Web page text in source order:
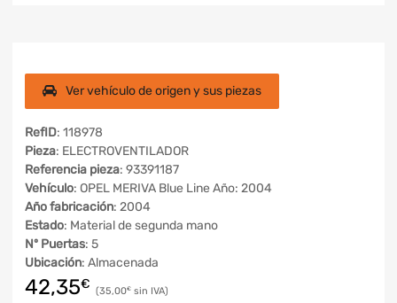
Ver vehículo de origen y sus piezas
RefID: 118978
Pieza: ELECTROVENTILADOR
Referencia pieza: 93391187
Vehículo: OPEL MERIVA Blue Line Año: 2004
Año fabricación: 2004
Estado: Material de segunda mano
Nº Puertas: 5
Ubicación: Almacenada
42,35€ 35,00€